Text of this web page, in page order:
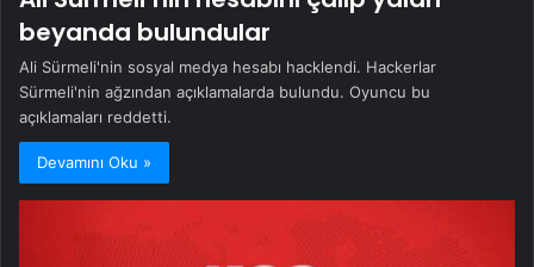
beyanda bulundular
Ali Sürmeli'nin sosyal medya hesabı hacklendi. Hackerlar
Sürmeli'nin ağzından açıklamalarda bulundu. Oyuncu bu
açıklamaları reddetti.
Devamını Oku »